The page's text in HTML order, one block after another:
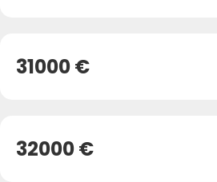
31000 €
32000 €